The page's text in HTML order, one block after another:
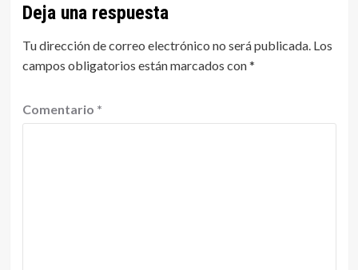
Deja una respuesta
Tu dirección de correo electrónico no será publicada. Los
campos obligatorios están marcados con*
Comentario *